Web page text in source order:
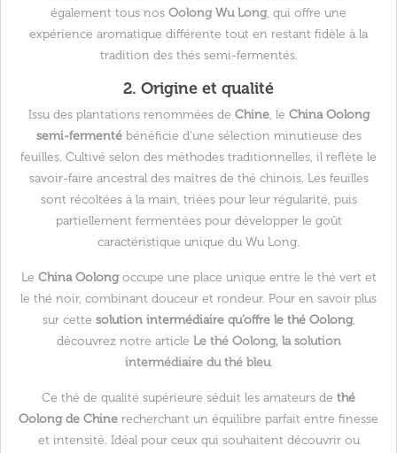
également tous nos Oolong Wu Long, qui offre une
expérience aromatique différente tout en restant fidèle à la
tradition des thés semi-fermentés.
2. Origine et qualité
Issu des plantations renommées de Chine, le China Oolong
semi-fermentébénéficie d’une sélection minutieuse des
feuilles. Cultivé selon des méthodes traditionnelles, il reflète le
savoir-faire ancestral des maîtres de thé chinois. Les feuilles
sont récoltées à la main, triées pour leur régularité, puis
partiellement fermentées pour développer le goût
caractéristique unique du Wu Long.
Le China Oolongoccupe une place unique entre le thé vert et
le thé noir, combinant douceur et rondeur. Pour en savoir plus
sur cette solution intermédiaire qu’offre le thé Oolong,
découvrez notre article Le thé Oolong, la solution
intermédiaire du thé bleu.
Ce thé de qualité supérieure séduit les amateurs de thé
Oolong de Chine recherchant un équilibre parfait entre finesse
et intensité. Idéal pour ceux qui souhaitent découvrir ou